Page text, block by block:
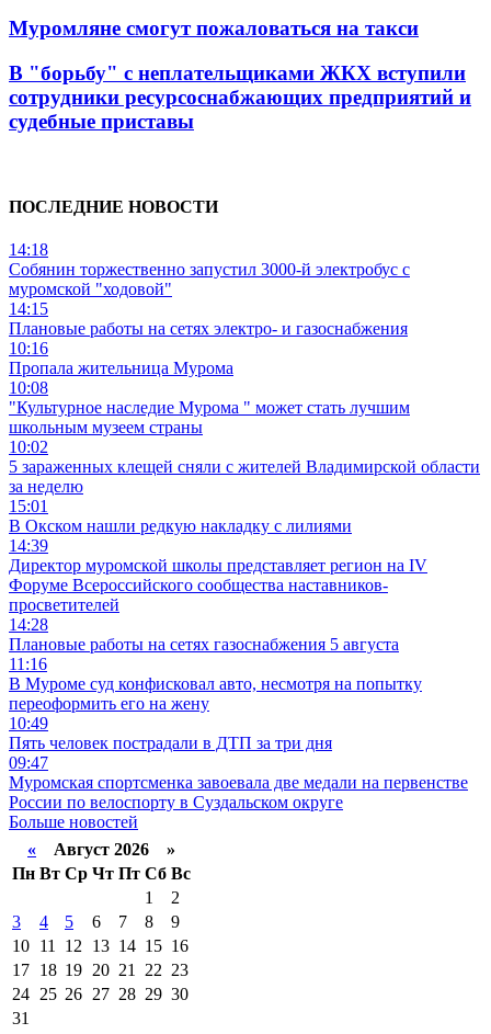
Муромляне смогут пожаловаться на такси
В "борьбу" с неплательщиками ЖКХ вступили
сотрудники ресурсоснабжающих предприятий и
судебные приставы
ПОСЛЕДНИЕ НОВОСТИ
14:18
Собянин торжественно запустил 3000-й электробус с
муромской "ходовой"
14:15
Плановые работы на сетях электро- и газоснабжения
10:16
Пропала жительница Мурома
10:08
"Культурное наследие Мурома " может стать лучшим
школьным музеем страны
10:02
5 зараженных клещей сняли с жителей Владимирской области
за неделю
15:01
В Окском нашли редкую накладку с лилиями
14:39
Директор муромской школы представляет регион на IV
Форуме Всероссийского сообщества наставников-
просветителей
14:28
Плановые работы на сетях газоснабжения 5 августа
11:16
В Муроме суд конфисковал авто, несмотря на попытку
переоформить его на жену
10:49
Пять человек пострадали в ДТП за три дня
09:47
Муромская спортсменка завоевала две медали на первенстве
России по велоспорту в Суздальском округе
Больше новостей
« Август 2026 »
Пн Вт Ср Чт Пт Сб Вс
1
2
3
4 5 6 7 8
9
10 11 12 13 14 15 16
17 18 19 20 21 22 23
24 25 26 27 28 29 30
31